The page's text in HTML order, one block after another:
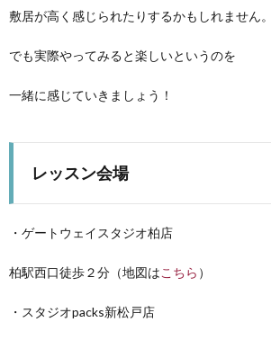
敷居が高く感じられたりするかもしれません。
でも実際やってみると楽しいというのを
一緒に感じていきましょう！
レッスン会場
・ゲートウェイスタジオ柏店
柏駅西口徒歩２分（地図はこちら ）
・スタジオpacks新松戸店